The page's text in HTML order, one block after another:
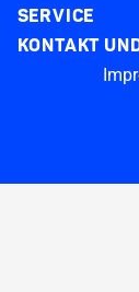
SERVICE
KONTAKT